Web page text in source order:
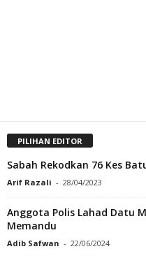
PILIHAN EDITOR
Sabah Rekodkan 76 Kes
Arif Razali - 28/04/2023
Anggota Polis Lahad Datu
Memandu
Adib Safwan - 22/06/2024